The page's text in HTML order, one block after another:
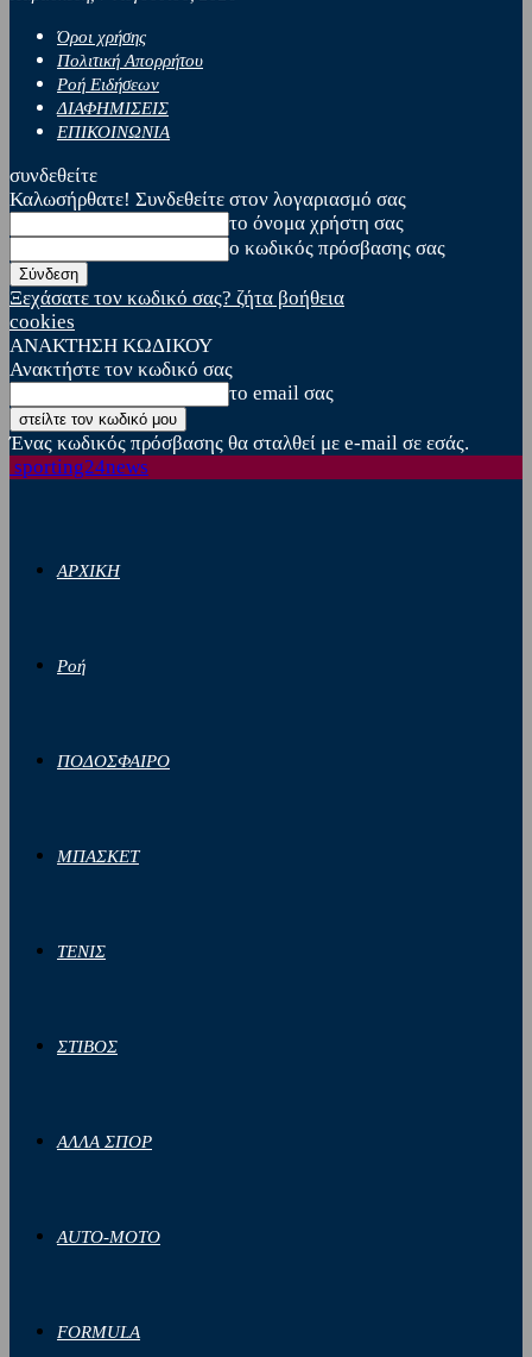
Όροι χρήσης
Πολιτική Απορρήτου
Ροή Ειδήσεων
ΔΙΑΦΗΜΙΣΕΙΣ
ΕΠΙΚΟΙΝΩΝΙΑ
συνδεθείτε
Καλωσήρθατε! Συνδεθείτε στον λογαριασμό σας
το όνομα χρήστη σας
ο κωδικός πρόσβασης σας
Ξεχάσατε τον κωδικό σας? ζήτα βοήθεια
cookies
ΑΝΑΚΤΗΣΗ ΚΩΔΙΚΟΥ
Ανακτήστε τον κωδικό σας
το email σας
Ένας κωδικός πρόσβασης θα σταλθεί με e-mail σε εσάς.
sporting24news
ΑΡΧΙΚΗ
Ροή
ΠΟΔΟΣΦΑΙΡΟ
ΜΠΑΣΚΕΤ
ΤΕΝΙΣ
ΣΤΙΒΟΣ
ΑΛΛΑ ΣΠΟΡ
AUTO-MOTO
FORMULA